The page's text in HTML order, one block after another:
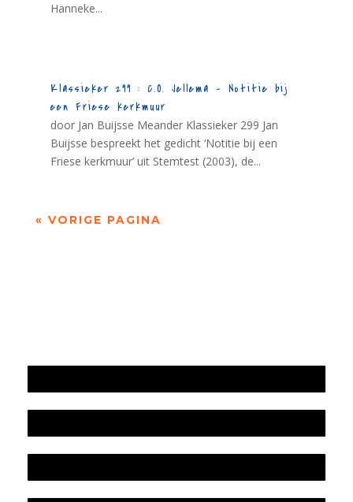
Hanneke...
Klassieker 299 : C.O. Jellema – Notitie bij
een Friese kerkmuur
door Jan Buijsse Meander Klassieker 299 Jan
Buijsse bespreekt het gedicht ‘Notitie bij een
Friese kerkmuur’ uit Stemtest (2003), de...
« VORIGE PAGINA